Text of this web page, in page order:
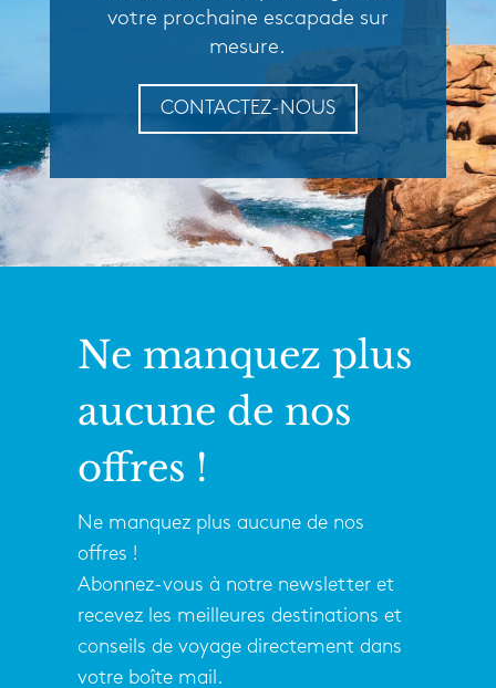
votre prochaine escapade sur
mesure.
CONTACTEZ-NOUS
Ne manquez plus
aucune de nos
offres !
Ne manquez plus aucune de nos
offres !
Abonnez-vous à notre newsletter et
recevez les meilleures destinations et
conseils de voyage directement dans
votre boîte mail.